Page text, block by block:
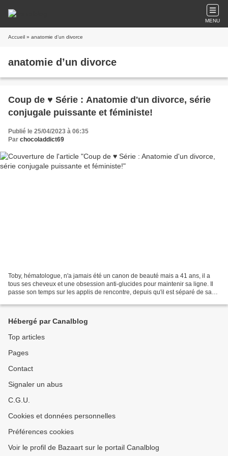
MENU
Accueil » anatomie d’un divorce
anatomie d’un divorce
Coup de ♥ Série : Anatomie d'un divorce, série
conjugale puissante et féministe!
Publié le 25/04/2023 à 06:35
Par chocoladdict69
Toby, hématologue, n'a jamais été un canon de beauté mais a 41 ans, il a
tous ses cheveux et une obsession anti-glucides pour maintenir sa ligne. Il
passe son temps sur les applis de rencontre, depuis qu'il est séparé de sa
Hébergé par Canalblog
Top articles
Pages
Contact
Signaler un abus
C.G.U.
Cookies et données personnelles
Préférences cookies
Voir le profil de Bazaart sur le portail Canalblog